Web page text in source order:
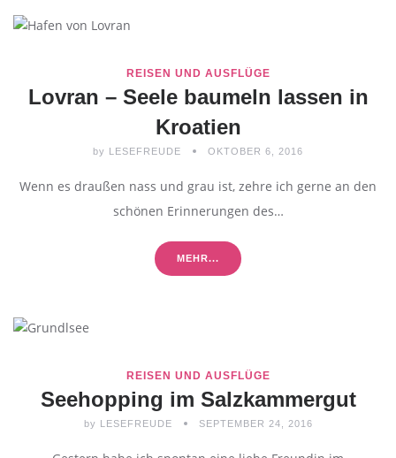
REISEN UND AUSFLÜGE
Lovran – Seele baumeln lassen in
Kroatien
by LESEFREUDE OKTOBER 6, 2016
Wenn es draußen nass und grau ist, zehre ich gerne an den
schönen Erinnerungen des…
MEHR...
REISEN UND AUSFLÜGE
Seehopping im Salzkammergut
by LESEFREUDE SEPTEMBER 24, 2016